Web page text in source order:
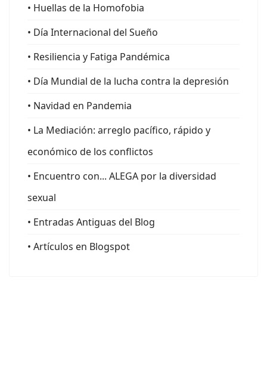
• Huellas de la Homofobia
• Día Internacional del Sueño
• Resiliencia y Fatiga Pandémica
• Día Mundial de la lucha contra la depresión
• Navidad en Pandemia
• La Mediación: arreglo pacífico, rápido y
económico de los conflictos
• Encuentro con... ALEGA por la diversidad
sexual
• Entradas Antiguas del Blog
• Artículos en Blogspot